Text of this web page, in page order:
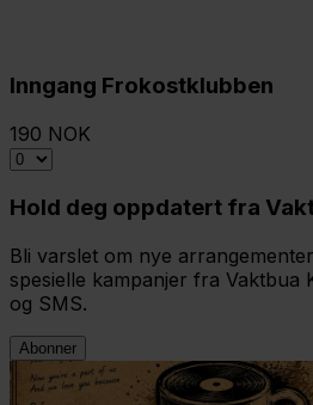
Inngang Frokostklubben
190 NOK
Hold deg oppdatert fra
Bli varslet om nye
spesielle kampanjer fra Vaktbua
og SMS.
Abonner